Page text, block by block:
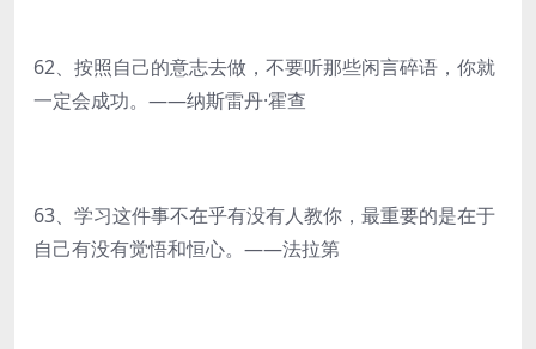
62、按照自己的意志去做，不要听那些闲言碎语，你就
一定会成功。——纳斯雷丹·霍查
63、学习这件事不在乎有没有人教你，最重要的是在于
自己有没有觉悟和恒心。——法拉第